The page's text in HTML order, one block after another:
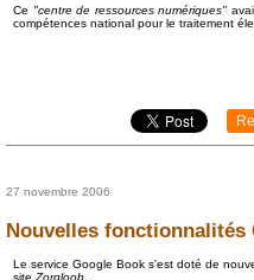
Ce "centre de ressources numériques"
compétences national pour le traitement
27 novembre 2006
Nouvelles fonctionnalités
Le service Google Book s'est doté de
site Zorgloob